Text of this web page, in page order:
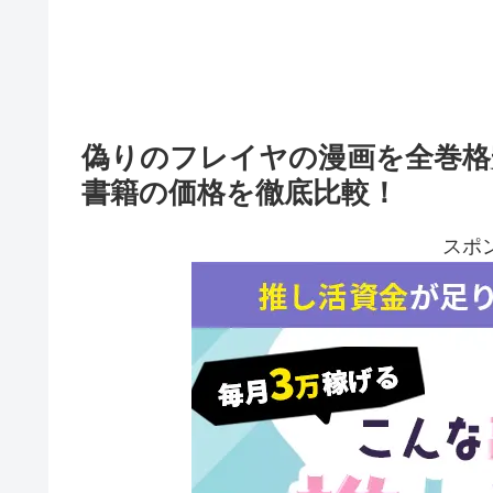
偽りのフレイヤの漫画を全巻
書籍の価格を徹底比較！
スポ